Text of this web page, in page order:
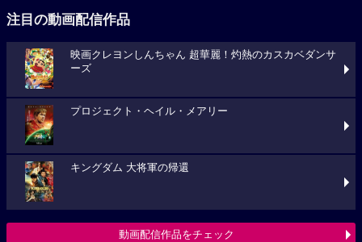
注目の動画配信作品
映画クレヨンしんちゃん 超華麗！灼熱のカスカベダンサ
ーズ
プロジェクト・ヘイル・メアリー
キングダム 大将軍の帰還
動画配信作品をチェック